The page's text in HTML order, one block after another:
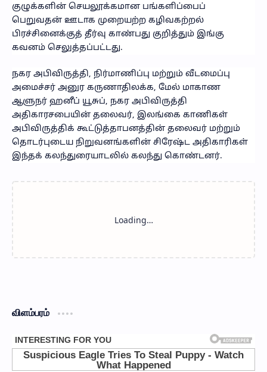
குழுக்களின் செயலூக்கமான பங்களிப்பைப்
பெறுவதன் ஊடாக முறையற்ற கழிவகற்றல்
பிரச்சினைக்குத் தீர்வு காண்பது குறித்தும் இங்கு
கவனம் செலுத்தப்பட்டது.
நகர அபிவிருத்தி, நிர்மாணிப்பு மற்றும் வீடமைப்பு
அமைச்சர் அனுர கருணாதிலக்க, மேல் மாகாண
ஆளுநர் ஹனீப் யூசுப், நகர அபிவிருத்தி
அதிகாரசபையின் தலைவர், இலங்கை காணிகள்
அபிவிருத்திக் கூட்டுத்தாபனத்தின் தலைவர் மற்றும்
தொடர்புடைய நிறுவனங்களின் சிரேஷ்ட அதிகாரிகள்
இந்தக் கலந்துரையாடலில் கலந்து கொண்டனர்.
விளம்பரம்